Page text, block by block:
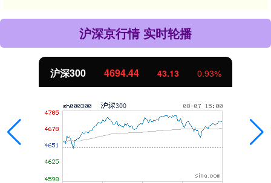
沪深京行情 实时轮播
北证50 1134.24 11.37 1.01%